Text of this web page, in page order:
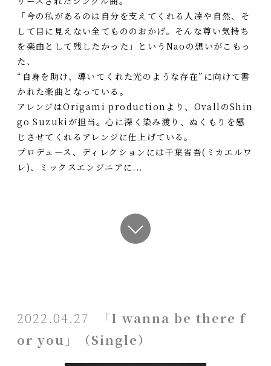
「今の私があるのは自分を支えてくれる人達や自然、そ
して目に見えない全てもののおかげ。そんな尊い気持ち
を楽曲として残したかった」というNaoの想いがこもっ
た、
“自身を助け、導いてくれた光のような存在”に向けて書
かれた楽曲となっている。
アレンジはOrigami productionより、OvallのShin
go Suzukiが担当。心に深く染み渡り、ぬくもりを感
じさせてくれるアレンジに仕上げている。
プロデュース、ディレクションには千葉省吾(ミカエルワ
レ)、ミックスエンジニアに...
2022.04.27
「I wanna be there f
or you」（Single）